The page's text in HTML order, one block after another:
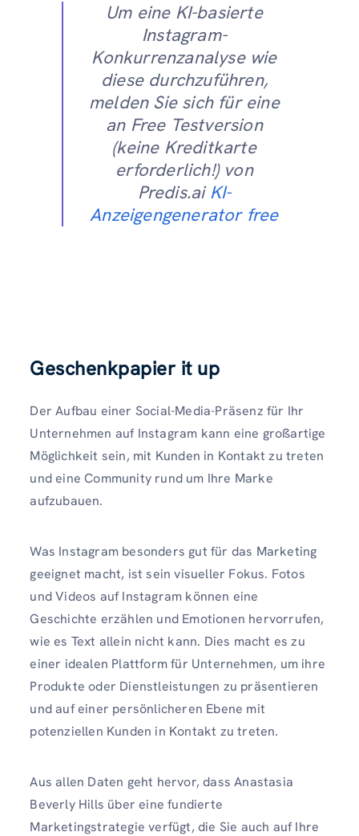
Um eine KI-basierte
Instagram-
Konkurrenzanalyse wie
diese durchzuführen,
melden Sie sich für eine
an Free Testversion
(keine Kreditkarte
erforderlich!) von
Predis.aiKI-
Anzeigengenerator free
Geschenkpapier it up
Der Aufbau einer Social-Media-Präsenz für Ihr
Unternehmen auf Instagram kann eine großartige
Möglichkeit sein, mit Kunden in Kontakt zu treten
und eine Community rund um Ihre Marke
aufzubauen.
Was Instagram besonders gut für das Marketing
geeignet macht, ist sein visueller Fokus. Fotos
und Videos auf Instagram können eine
Geschichte erzählen und Emotionen hervorrufen,
wie es Text allein nicht kann. Dies macht es zu
einer idealen Plattform für Unternehmen, um ihre
Produkte oder Dienstleistungen zu präsentieren
und auf einer persönlicheren Ebene mit
potenziellen Kunden in Kontakt zu treten.
Aus allen Daten geht hervor, dass Anastasia
Beverly Hills über eine fundierte
Marketingstrategie verfügt, die Sie auch auf Ihre